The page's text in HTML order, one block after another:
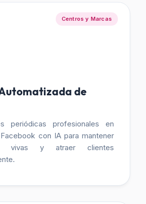
Centros y Marcas
de
periódicas profesionales en
con IA para mantener
vivas y atraer clientes